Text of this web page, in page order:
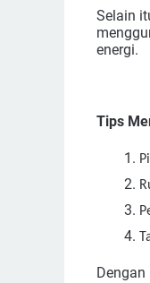
Selain
energi.
Tips